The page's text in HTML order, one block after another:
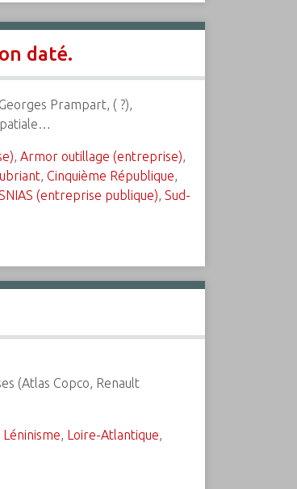
daté.
Prampart, ( ?),
, Armor outillage (entreprise),
, Cinquième République,
(entreprise publique), Sud-
(Atlas Copco, Renault
Léninisme, Loire-Atlantique,